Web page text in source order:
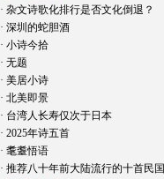
· 杂文诗歌化排行是否文化倒退？
· 深圳的蛇胆酒
· 小诗今拾
· 无题
· 美居小诗
· 北美即景
· 台湾人长寿仅次于日本
· 2025年诗五首
· 耄耋悟语
· 推荐八十年前大陆流行的十首民国